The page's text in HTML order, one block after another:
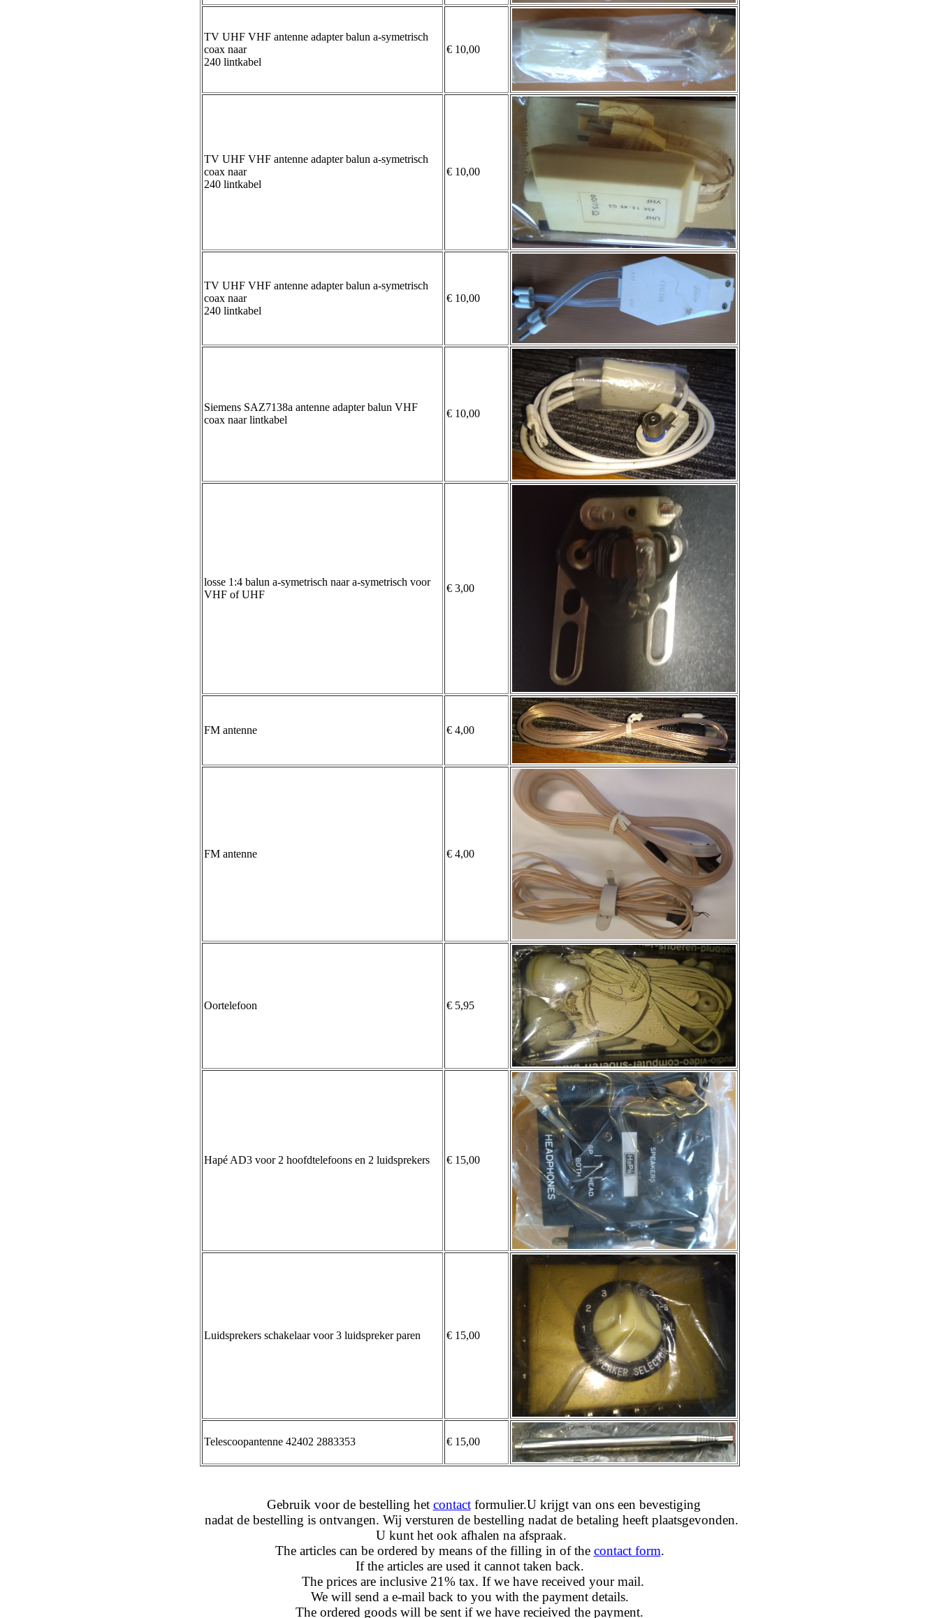
TV UHF VHF antenne adapter balun a-symetrisch
coax naar
240 lintkabel
€ 10,00
TV UHF VHF antenne adapter balun a-symetrisch
coax naar
240 lintkabel
€ 10,00
TV UHF VHF antenne adapter balun a-symetrisch
coax naar
240 lintkabel
€ 10,00
Siemens SAZ7138a antenne adapter balun VHF
coax naar lintkabel
€ 10,00
losse 1:4 balun a-symetrisch naar a-symetrisch voor
VHF of UHF
€ 3,00
FM antenne € 4,00
FM antenne € 4,00
Oortelefoon € 5,95
Hapé AD3 voor 2 hoofdtelefoons en 2 luidsprekers € 15,00
Luidsprekers schakelaar voor 3 luidspreker paren € 15,00
Telescoopantenne 42402 2883353 € 15,00
Gebruik voor de bestelling het contactformulier.U krijgt van ons een bevestiging
nadat de bestelling is ontvangen. Wij versturen de bestelling nadat de betaling heeft plaatsgevonden.
U kunt het ook afhalen na afspraak.
The articles can be ordered by means of the filling in of the contact form.
If the articles are used it cannot taken back.
The prices are inclusive 21% tax. If we have received your mail.
We will send a e-mail back to you with the payment details.
The ordered goods will be sent if we have recieived the payment.